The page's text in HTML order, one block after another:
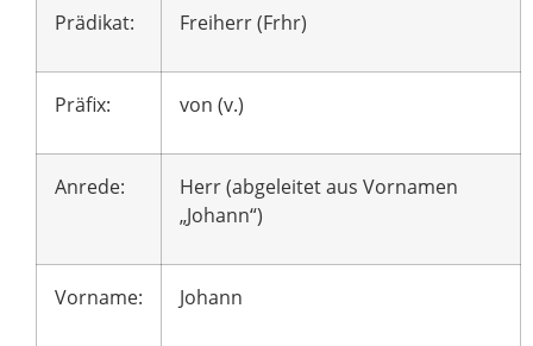
Prädikat: Freiherr (Frhr)
Präfix: von (v.)
Anrede:
Herr (abgeleitet aus Vornamen
„Johann“)
Vorname: Johann